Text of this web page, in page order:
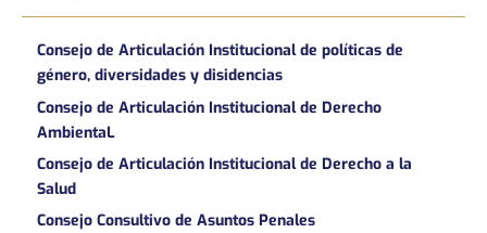
Consejo de Articulación Institucional de políticas de
género, diversidades y disidencias
Consejo de Articulación Institucional de Derecho
AmbientaL
Consejo de Articulación Institucional de Derecho a la
Salud
Consejo Consultivo de Asuntos Penales